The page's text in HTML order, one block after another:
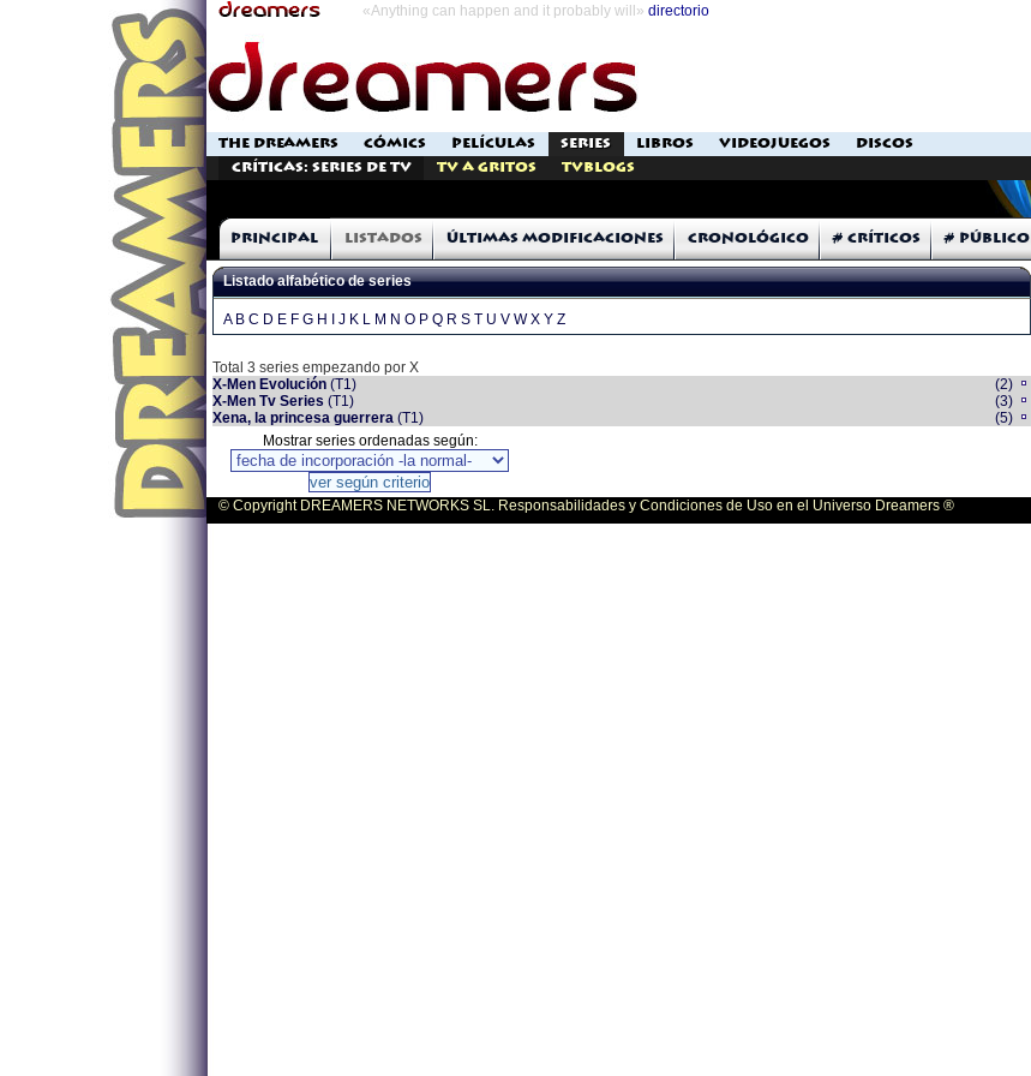
«Anything can happen and it probably will» directorio
THE DREAMERS CÓMICS PELÍCULAS SERIES LIBROS VIDEOJUEGOS
DISCOS
Críticas: Series de TV
TV a Gritos TVblogs
Principal Listados Últimas modificaciones Cronológico # Críticos # Público
Listado alfabético de series
A B C D E F G H J K L M N O P Q R S T U V W X Y Z
Total 3 series empezando por X
X-Men Evolución (T1)
(2)
X-Men Tv Series (T1)
(3)
Xena, la princesa guerrera (T1)
(5)
Mostrar series ordenadas según:
© Copyright DREAMERS NETWORKS SL. Responsabilidades y Condiciones de Uso en el Universo Dreamers ®